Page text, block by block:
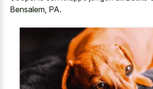
Bensalem, PA.